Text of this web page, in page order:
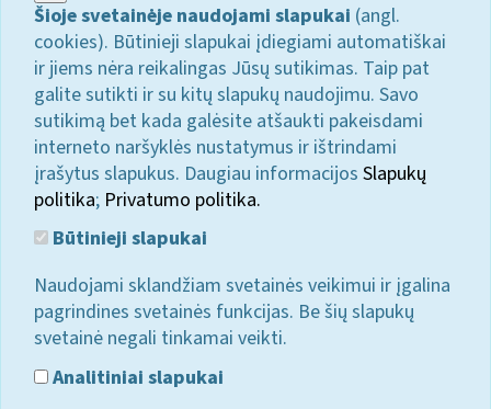
Šioje svetainėje naudojami slapukai (angl.
cookies). Būtinieji slapukai įdiegiami automatiškai
ir jiems nėra reikalingas Jūsų sutikimas. Taip pat
galite sutikti ir su kitų slapukų naudojimu. Savo
sutikimą bet kada galėsite atšaukti pakeisdami
interneto naršyklės nustatymus ir ištrindami
įrašytus slapukus. Daugiau informacijos Slapukų
politika; Privatumo politika.
Būtinieji slapukai
Naudojami sklandžiam svetainės veikimui ir įgalina
pagrindines svetainės funkcijas. Be šių slapukų
svetainė negali tinkamai veikti.
Analitiniai slapukai